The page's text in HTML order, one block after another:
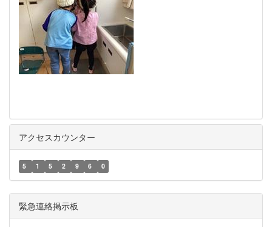
アクセスカウンター
5 1 5 2 9 6 0
緊急連絡掲示板